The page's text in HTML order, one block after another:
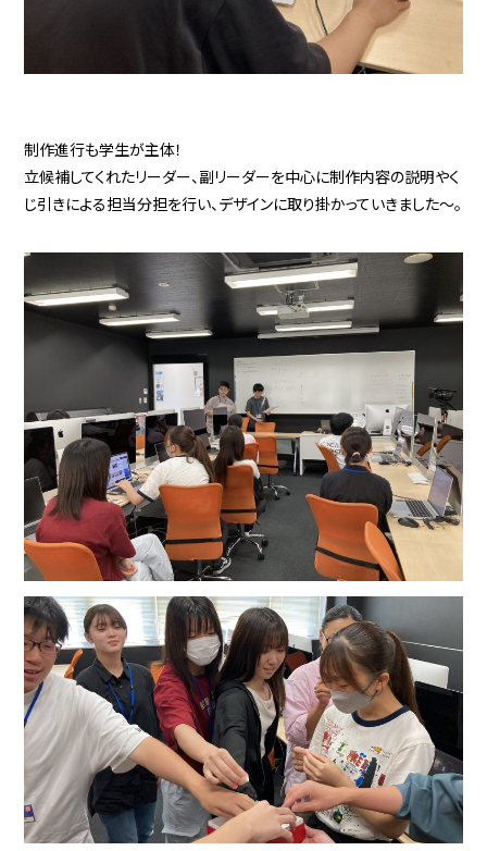
制作進行も学生が主体！
立候補してくれたリーダー、副リーダーを中心に制作内容の説明やく
じ引きによる担当分担を行い、デザインに取り掛かっていきました～。